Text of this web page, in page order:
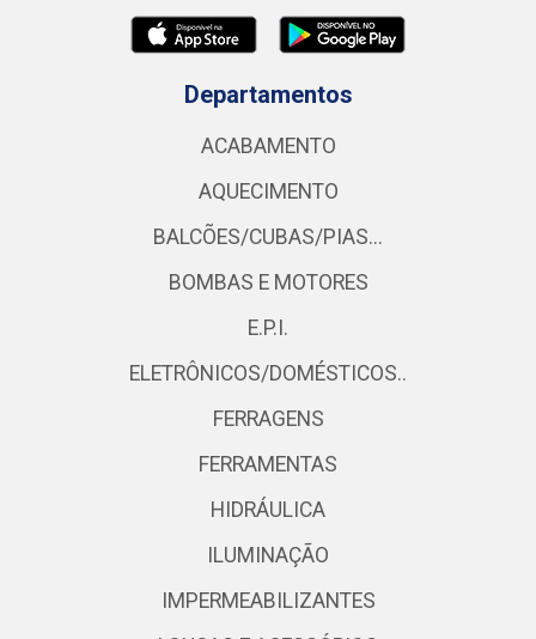
Departamentos
ACABAMENTO
AQUECIMENTO
BALCÕES/CUBAS/PIAS...
BOMBAS E MOTORES
E.P.I.
ELETRÔNICOS/DOMÉSTICOS..
FERRAGENS
FERRAMENTAS
HIDRÁULICA
ILUMINAÇÃO
IMPERMEABILIZANTES